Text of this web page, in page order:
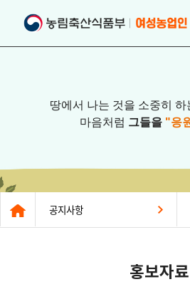
땅에서 나는 것을 소중히 하
마음처럼 그들을 "응
공지사항
홍보자료